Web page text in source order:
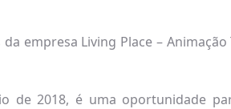
empresa Living Place – Animação
de 2018, é uma oportunidade